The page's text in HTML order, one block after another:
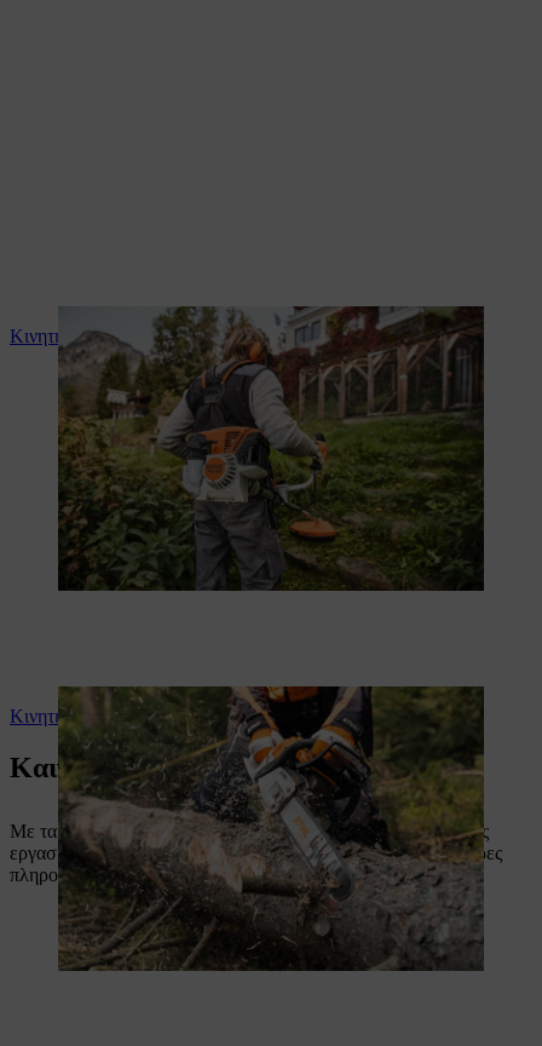
Κινητήρας STIHL 4-MIX ®
Κινητήρας STIHL 2-MIX
Καινοτομίες STIHL
Με τα αποδοτικά μηχανήματα τελευταίας τεχνολογίας, πολλές
εργασίες γίνονται πιο απλά και αποδοτικά. Βρείτε περισσότερες
πληροφορίες για τις καινοτομίες της STIHL.